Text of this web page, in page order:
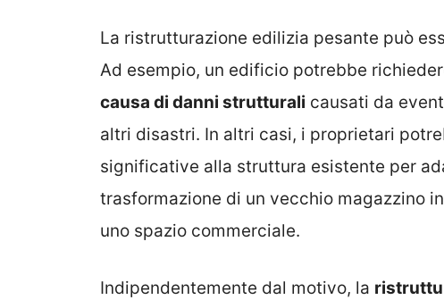
La ristrutturazione edilizia pesante può
Ad esempio, un edificio potrebbe
causa di danni strutturali causati da
altri disastri. In altri casi, i proprietari
significative alla struttura esistente per
trasformazione di un vecchio magazzino
uno spazio commerciale.
Indipendentemente dal motivo, la